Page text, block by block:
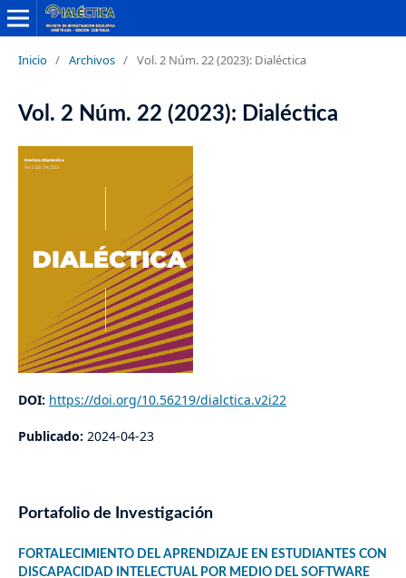
Inicio / Archivos / Vol. 2 Núm. 22 (2023): Dialéctica
Vol. 2 Núm. 22 (2023): Dialéctica
DOI: https://doi.org/10.56219/dialctica.v2i22
Publicado: 2024-04-23
Portafolio de Investigación
FORTALECIMIENTO DEL APRENDIZAJE EN ESTUDIANTES CON
DISCAPACIDAD INTELECTUAL POR MEDIO DEL SOFTWARE